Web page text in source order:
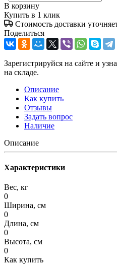
В корзину
Купить в 1 клик
Стоимость доставки
Поделиться
Зарегистрируйся на сайте и
на складе.
Описание
Как купить
Отзывы
Задать вопрос
Наличие
Описание
Характеристики
Вес, кг
0
Ширина, см
0
Длина, см
0
Высота, см
0
Как купить